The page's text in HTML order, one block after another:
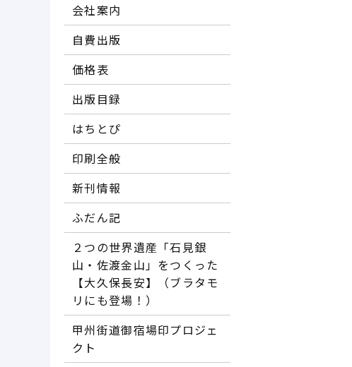
会社案内
自費出版
価格表
出版目録
はちとぴ
印刷全般
新刊情報
ふだん記
２つの世界遺産「石見銀
山・佐渡金山」をつくった
【大久保長安】（ブラタモ
リにも登場！）
甲州街道御宿場印プロジェ
クト